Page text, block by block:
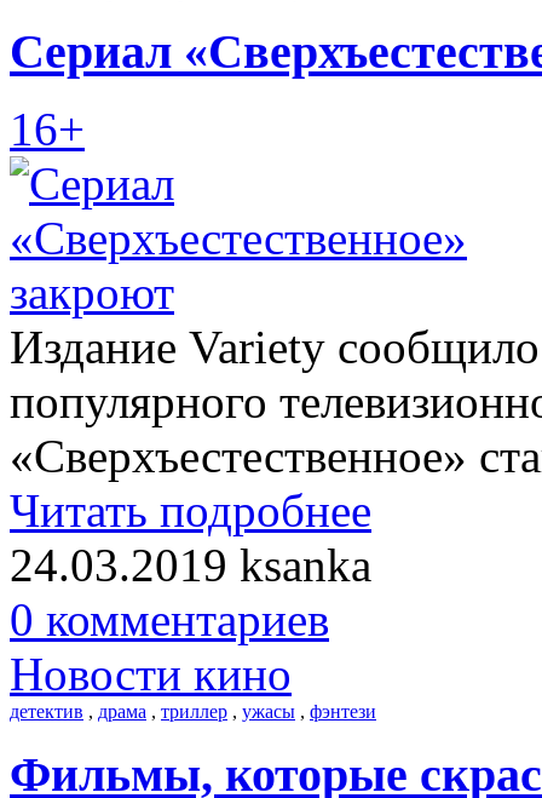
Сериал
16+
Издание Variety
популярного
«Сверхъестественное»
Читать подробнее
24.03.2019 ksanka
0 комментариев
Новости кино
детектив , драма , триллер , ужасы , фэнтези
Фильмы, которые